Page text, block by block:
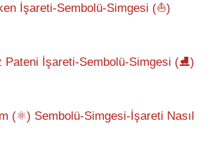
İşareti-Sembolü-Simgesi (⛵)
Pateni İşareti-Sembolü-Simgesi (⛸)
(⚛) Sembolü-Simgesi-İşareti Nasıl